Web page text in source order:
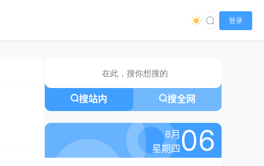
登录
搜站内 搜全网
8月
星期四06